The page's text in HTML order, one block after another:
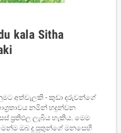
kala Sitha
අත්වැලකි - කුඩා දරුවන්ගේ
නමින් හදුන්වන
ප‍්‍රතිඵල ලැබිය හැකිය. මෙම
ඔබ දූ පුතුන්ගේ මනසෙහි